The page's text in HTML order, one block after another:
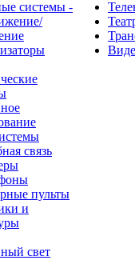
системы -
связь
пульты
и
свет